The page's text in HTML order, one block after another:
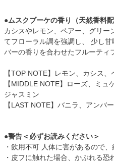
●ムスクブーケの香り（天然香料配
カシスやレモン、ペアー、グリー
てフローラル調を強調し、 少し
バーの香りを合わせたフルーティ
【TOP NOTE】レモン、カシス、
【MIDDLE NOTE】ローズ、ミュ
ジャスミン
【LAST NOTE】バニラ、アンバ
●警告＜必ずお読みください＞
・飲用不可 人体に害があるので、
・皮フに触れた場合、かぶれる恐